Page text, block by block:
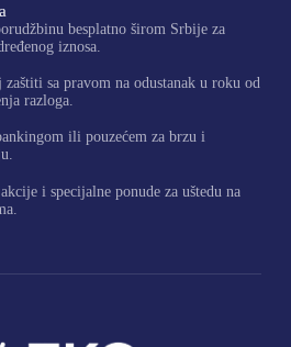
besplatno širom Srbije za
iznosa.
sa pravom na odustanak u roku od
razloga.
ili pouzećem za brzu i
i specijalne ponude za uštedu na